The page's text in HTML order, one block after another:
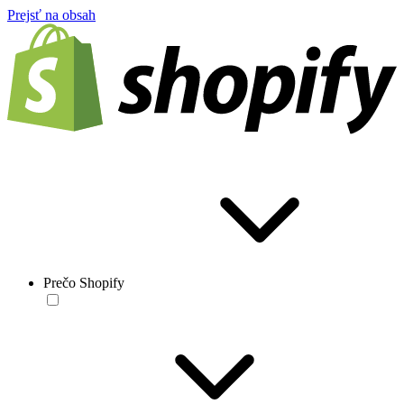
Prejsť na obsah
Prečo Shopify